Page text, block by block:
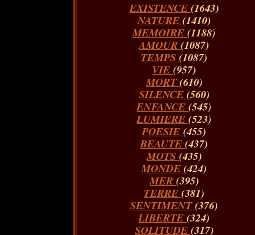
EXISTENCE (1643)
NATURE (1410)
MEMOIRE(1188)
AMOUR(1087)
TEMPS(1087)
VIE(957)
MORT(610)
SILENCE (560)
ENFANCE(545)
LUMIERE(523)
POESIE(455)
BEAUTE(437)
MOTS (435)
MONDE(424)
MER (395)
TERRE(381)
SENTIMENT(376)
LIBERTE(324)
SOLITUDE (317)